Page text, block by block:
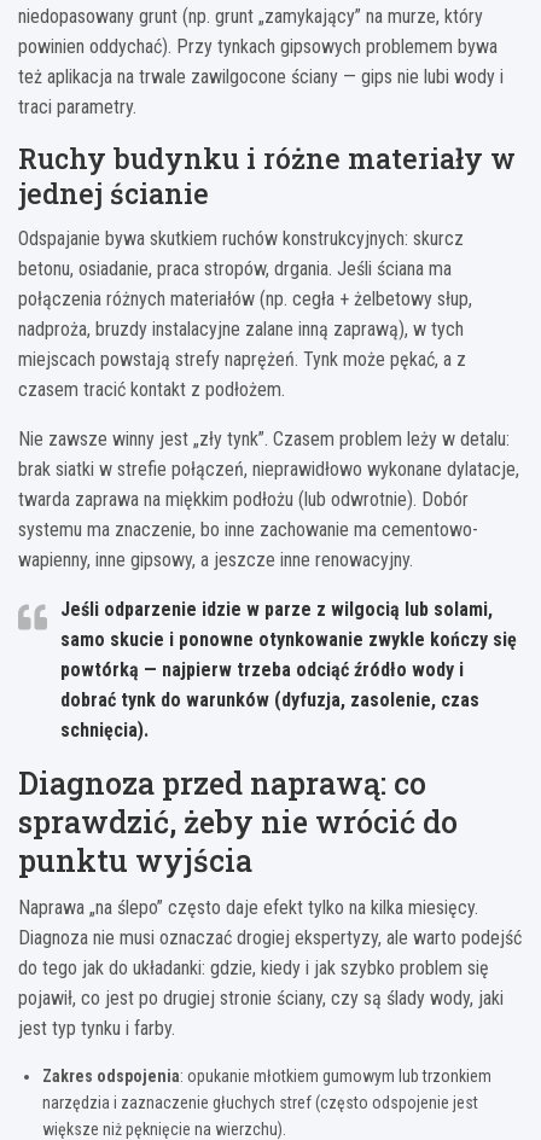
niedopasowany grunt (np. grunt „zamykający” na murze, który
powinien oddychać). Przy tynkach gipsowych problemem bywa
też aplikacja na trwale zawilgocone ściany — gips nie lubi wody i
traci parametry.
Ruchy budynku i różne materiały w
jednej ścianie
Odspajanie bywa skutkiem ruchów konstrukcyjnych: skurcz
betonu, osiadanie, praca stropów, drgania. Jeśli ściana ma
połączenia różnych materiałów (np. cegła + żelbetowy słup,
nadproża, bruzdy instalacyjne zalane inną zaprawą), w tych
miejscach powstają strefy naprężeń. Tynk może pękać, a z
czasem tracić kontakt z podłożem.
Nie zawsze winny jest „zły tynk”. Czasem problem leży w detalu:
brak siatki w strefie połączeń, nieprawidłowo wykonane dylatacje,
twarda zaprawa na miękkim podłożu (lub odwrotnie). Dobór
systemu ma znaczenie, bo inne zachowanie ma cementowo-
wapienny, inne gipsowy, a jeszcze inne renowacyjny.
Jeśli odparzenie idzie w parze z wilgocią lub solami,
samo skucie i ponowne otynkowanie zwykle kończy się
powtórką — najpierw trzeba odciąć źródło wody i
dobrać tynk do warunków (dyfuzja, zasolenie, czas
schnięcia).
Diagnoza przed naprawą: co
sprawdzić, żeby nie wrócić do
punktu wyjścia
Naprawa „na ślepo” często daje efekt tylko na kilka miesięcy.
Diagnoza nie musi oznaczać drogiej ekspertyzy, ale warto podejść
do tego jak do układanki: gdzie, kiedy i jak szybko problem się
pojawił, co jest po drugiej stronie ściany, czy są ślady wody, jaki
jest typ tynku i farby.
Zakres odspojenia: opukanie młotkiem gumowym lub trzonkiem
narzędzia i zaznaczenie głuchych stref (często odspojenie jest
większe niż pęknięcie na wierzchu).